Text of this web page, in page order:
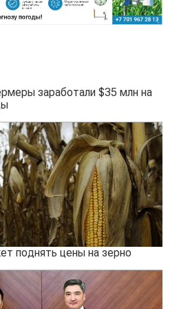
заработали $35 млн на
поднять цены на зерно